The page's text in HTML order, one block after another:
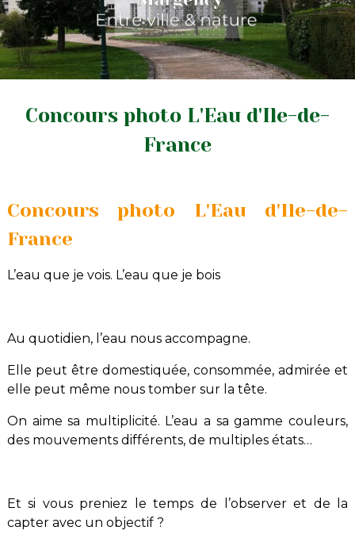
Concours photo L'Eau d'Ile-de-
France
Concours photo L'Eau d'Ile-de-
France
L’eau que je vois. L’eau que je bois
Au quotidien, l’eau nous accompagne.
Elle peut être domestiquée, consommée, admirée et
elle peut même nous tomber sur la tête.
On aime sa multiplicité. L’eau a sa gamme couleurs,
des mouvements différents, de multiples états…
Et si vous preniez le temps de l’observer et de la
capter avec un objectif ?